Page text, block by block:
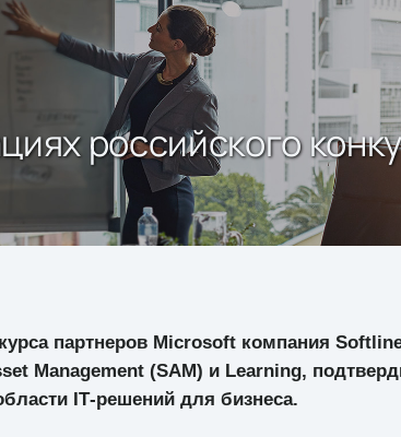
российского
партнеров Microsoft компания
Management (SAM) и Learning,
IТ-решений для бизнеса.